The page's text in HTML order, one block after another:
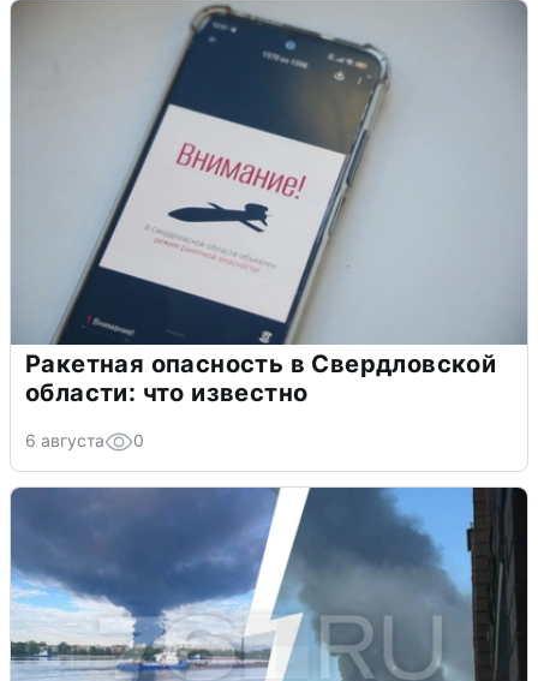
Ракетная опасность в Свердловской
области: что известно
6 августа 0